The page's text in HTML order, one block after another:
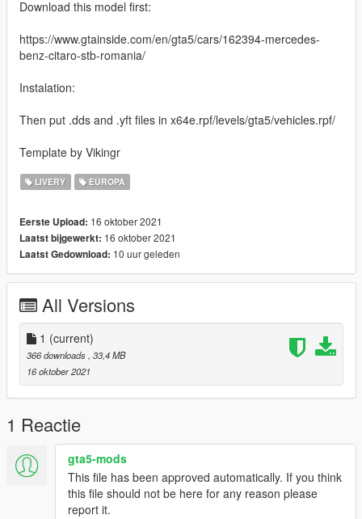
Download this model first:
https://www.gtainside.com/en/gta5/cars/162394-mercedes-
benz-citaro-stb-romania/
Instalation:
Then put .dds and .yft files in x64e.rpf/levels/gta5/vehicles.rpf/
Template by Vikingr
LIVERY EUROPA
Eerste Upload: 16 oktober 2021
Laatst bijgewerkt: 16 oktober 2021
Laatst Gedownload: 10 uur geleden
All Versions
1 (current)
366 downloads, 33,4 MB
16 oktober 2021
1 Reactie
gta5-mods
This file has been approved automatically. If you think
this file should not be here for any reason please
report it.